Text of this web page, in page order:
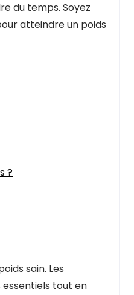
du temps. Soyez
atteindre un poids
?
sain. Les
tout en